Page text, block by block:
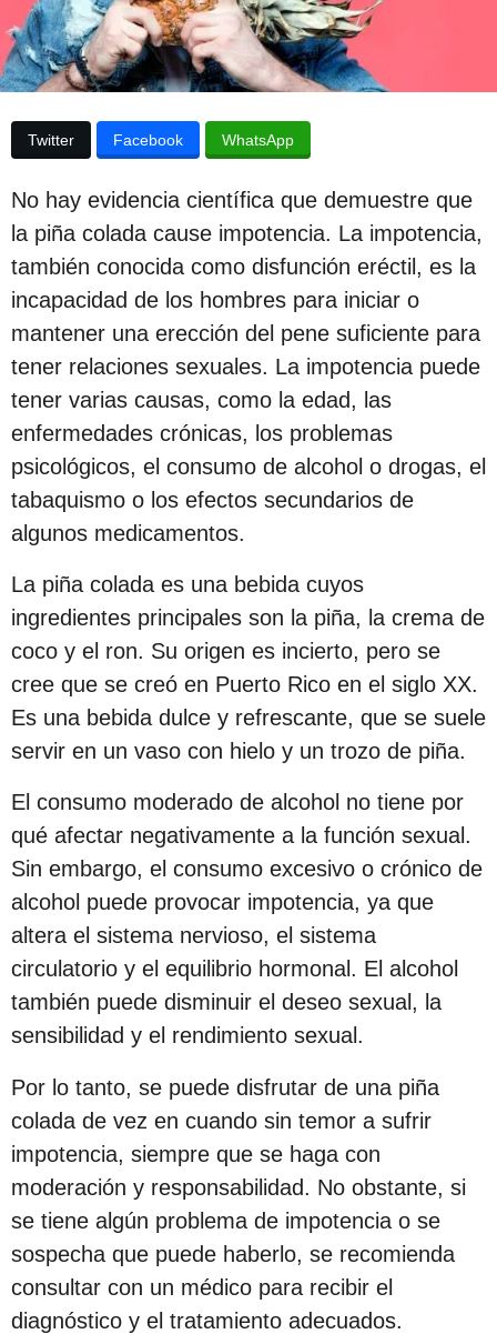
u
b
a
c
i
ó
n
3
a
ñ
o
s
d
e
s
d
e
l
a
u
b
l
i
c
a
c
i
ó
n
i
ó
n
Twitter Facebook WhatsApp
No hay evidencia científica que demuestre que
la piña colada cause impotencia. La impotencia,
también conocida como disfunción eréctil, es la
incapacidad de los hombres para iniciar o
mantener una erección del pene suficiente para
tener relaciones sexuales. La impotencia puede
tener varias causas, como la edad, las
enfermedades crónicas, los problemas
psicológicos, el consumo de alcohol o drogas, el
tabaquismo o los efectos secundarios de
algunos medicamentos.
La piña colada es una bebida cuyos
ingredientes principales son la piña, la crema de
coco y el ron. Su origen es incierto, pero se
cree que se creó en Puerto Rico en el siglo XX.
Es una bebida dulce y refrescante, que se suele
servir en un vaso con hielo y un trozo de piña.
El consumo moderado de alcohol no tiene por
qué afectar negativamente a la función sexual.
Sin embargo, el consumo excesivo o crónico de
alcohol puede provocar impotencia, ya que
altera el sistema nervioso, el sistema
circulatorio y el equilibrio hormonal. El alcohol
también puede disminuir el deseo sexual, la
sensibilidad y el rendimiento sexual.
Por lo tanto, se puede disfrutar de una piña
colada de vez en cuando sin temor a sufrir
impotencia, siempre que se haga con
moderación y responsabilidad. No obstante, si
se tiene algún problema de impotencia o se
sospecha que puede haberlo, se recomienda
consultar con un médico para recibir el
diagnóstico y el tratamiento adecuados.